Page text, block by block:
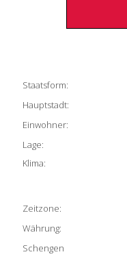
Staatsform:
Hauptstadt:
Einwohner:
Lage:
Klima:
Zeitzone:
Währung:
Schengen